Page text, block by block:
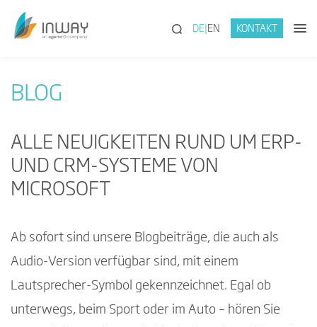
(SUCHE)
DE EN KONTAKT
BLOG
ALLE NEUIGKEITEN RUND UM ERP-
UND CRM-SYSTEME VON
MICROSOFT
Ab sofort sind unsere Blogbeiträge, die auch als
Audio-Version verfügbar sind, mit einem
Lautsprecher-Symbol gekennzeichnet. Egal ob
unterwegs, beim Sport oder im Auto – hören Sie